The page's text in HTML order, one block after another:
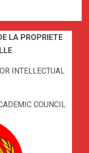
LA PROPRIETE
INTELLECTUAL
COUNCIL